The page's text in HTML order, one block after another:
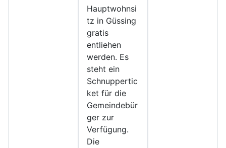
Hauptwohnsi
tz in Güssing
gratis
entliehen
werden. Es
steht ein
Schnuppertic
ket für die
Gemeindebür
ger zur
Verfügung.
Die